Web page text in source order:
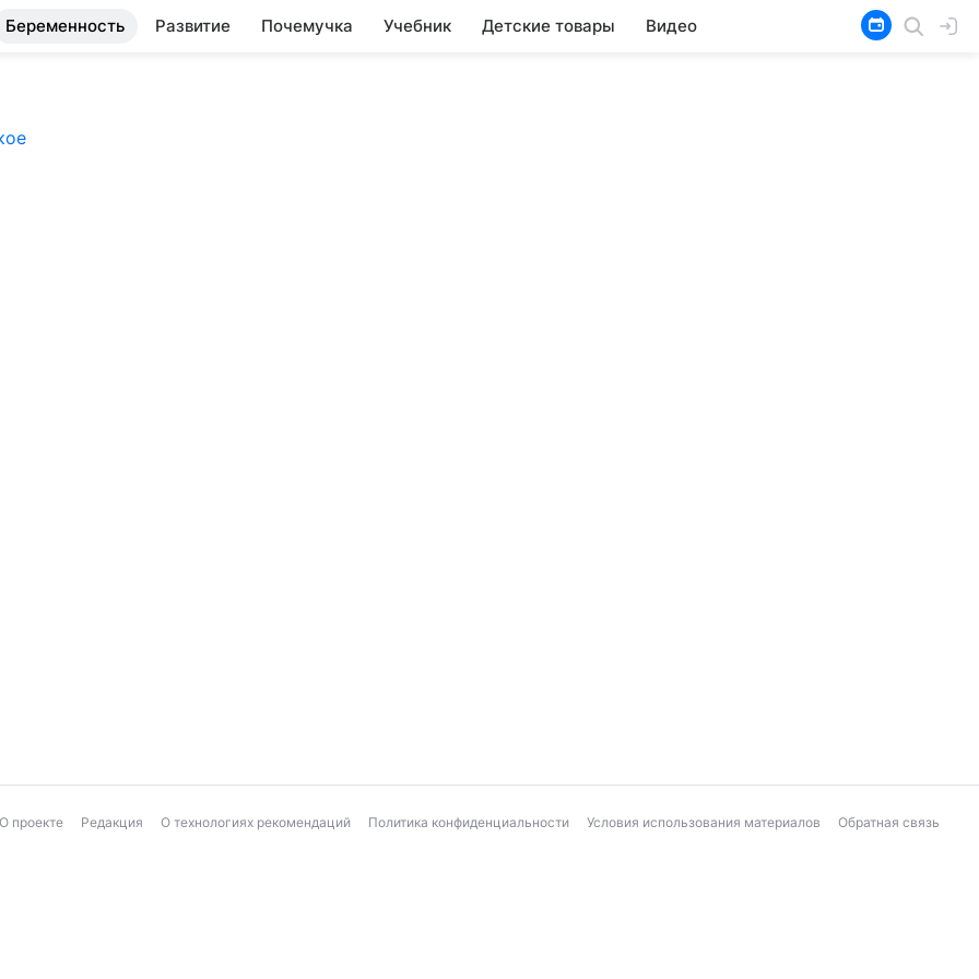
Беременность Развитие Почемучка Учебник Детские товары Видео
О проекте Редакция О технологиях рекомендаций Политика конфиденциальности Условия использования материалов Обратная связь